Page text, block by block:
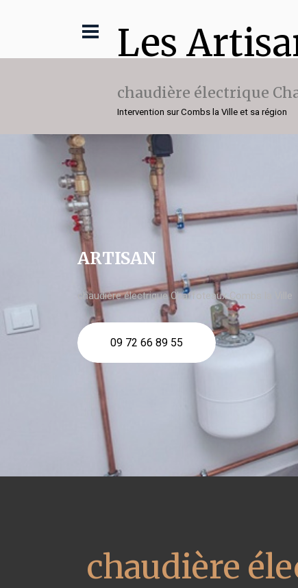
Les
chaudière électrique
Intervention sur Combs la Ville et sa région
ARTISAN
chaudière électrique Chaffoteaux Combs la Ville
09 72 66 89 55
chaudière